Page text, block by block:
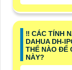
‼️ CÁC TÍNH
DAHUA DH-
THẾ NÀO ĐỂ
NÀY?